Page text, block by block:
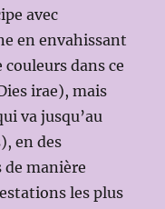
avec
en envahissant
couleurs dans ce
irae), mais
va jusqu’au
en des
manière
les plus